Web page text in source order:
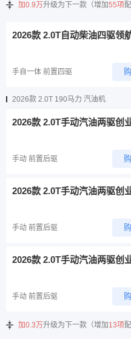
加0.9万升级为下一款（增加55项
2026款 2.0T自动柴油四驱领
手自一体 前置四驱
2026款 2.0T 190马力 汽油机
2026款 2.0T手动汽油两驱创
手动 前置后驱
2026款 2.0T手动汽油两驱创
手动 前置后驱
2026款 2.0T手动汽油两驱创
手动 前置后驱
加0.3万升级为下一款（增加 13项